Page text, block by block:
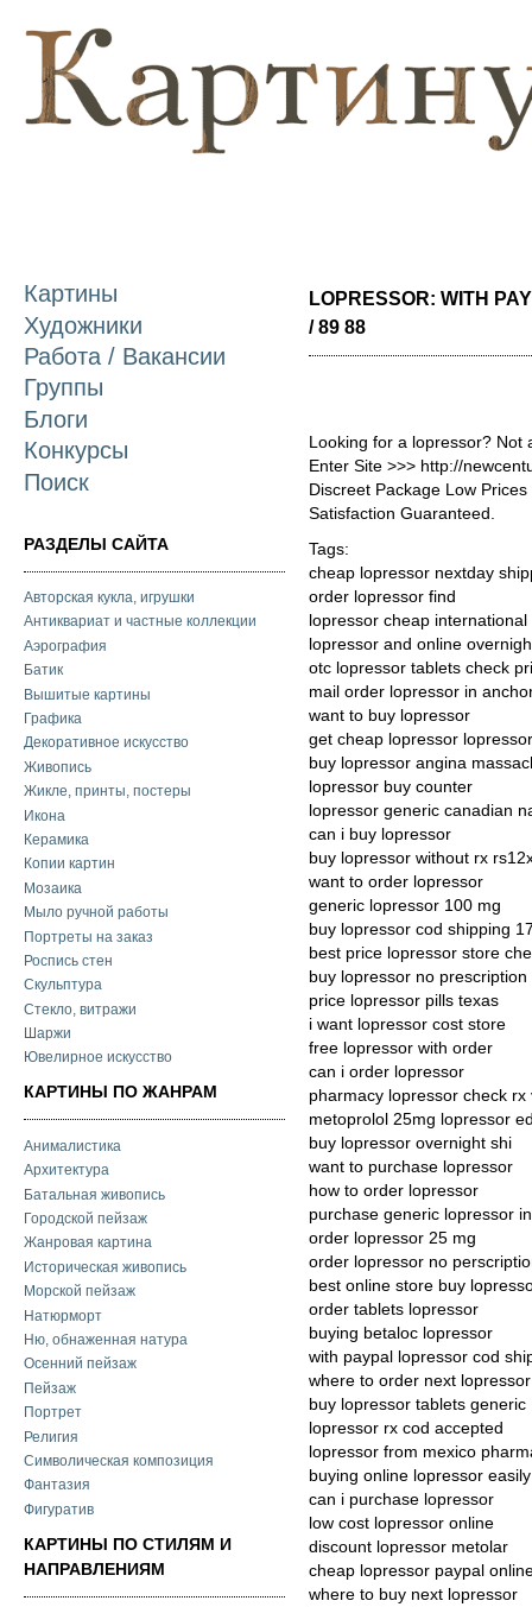
Картины
Художники
Работа / Вакансии
Группы
Блоги
Конкурсы
Поиск
РАЗДЕЛЫ САЙТА
Авторская кукла, игрушки
Антиквариат и частные коллекции
Аэрография
Батик
Вышитые картины
Графика
Декоративное искусство
Живопись
Жикле, принты, постеры
Икона
Керамика
Копии картин
Мозаика
Мыло ручной работы
Портреты на заказ
Роспись стен
Скульптура
Стекло, витражи
Шаржи
Ювелирное искусство
КАРТИНЫ ПО ЖАНРАМ
Анималистика
Архитектура
Батальная живопись
Городской пейзаж
Жанровая картина
Историческая живопись
Морской пейзаж
Натюрморт
Ню, обнаженная натура
Осенний пейзаж
Пейзаж
Портрет
Религия
Символическая композиция
Фантазия
Фигуратив
КАРТИНЫ ПО СТИЛЯМ И
НАПРАВЛЕНИЯМ
LOPRESSOR: WITH
/ 89 88
Looking for a lopressor? Not
Enter Site >>> http://
Discreet Package Low
Satisfaction Guaranteed.
Tags:
cheap lopressor nextday
order lopressor find
lopressor cheap
lopressor and online
otc lopressor tablets check
mail order lopressor in
want to buy lopressor
get cheap lopressor
buy lopressor angina
lopressor buy counter
lopressor generic canadian
can i buy lopressor
buy lopressor without rx
want to order lopressor
generic lopressor 100 mg
buy lopressor cod shipping
best price lopressor store
buy lopressor no prescription
price lopressor pills texas
i want lopressor cost store
free lopressor with order
can i order lopressor
pharmacy lopressor check rx
metoprolol 25mg lopressor
buy lopressor overnight shi
want to purchase lopressor
how to order lopressor
purchase generic lopressor
order lopressor 25 mg
order lopressor no
best online store buy
order tablets lopressor
buying betaloc lopressor
with paypal lopressor cod
where to order next lopressor
buy lopressor tablets generic
lopressor rx cod accepted
lopressor from mexico
buying online lopressor easily
can i purchase lopressor
low cost lopressor online
discount lopressor metolar
cheap lopressor paypal
where to buy next lopressor